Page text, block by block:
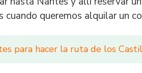
queremos alquilar un
para hacer la ruta de los